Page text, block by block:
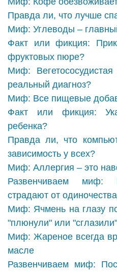
Правда ли, что лучше
Миф: Углеводы –
Факт или фикция:
фруктовых пюре?
Миф:
реальный диагноз?
Миф: Все пищевые
Факт или фикция:
ребенка?
Правда ли, что
зависимость у всех?
Миф: Аллергия – это
Развенчиваем
страдают от одиночества
Миф: Ячмень на глазу
"плюнули" или "сглазили"
Миф: Жареное всегда
масле
Развенчиваем миф: